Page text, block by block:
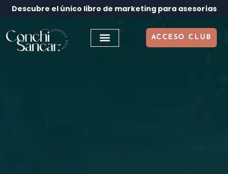
Descubre el único libro de marketing para asesorías
ACCESO CLUB